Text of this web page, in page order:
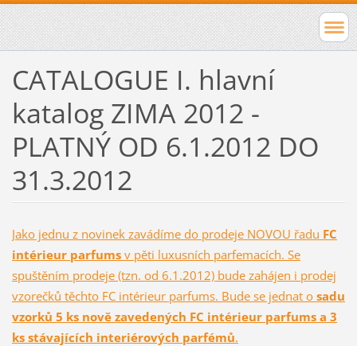
CATALOGUE I. hlavní
katalog ZIMA 2012 -
PLATNÝ OD 6.1.2012 DO
31.3.2012
Jako jednu z novinek zavádíme do prodeje NOVOU řadu FC
intérieur parfumsv pěti luxusních parfemacích. Se
spuštěním prodeje (tzn. od 6.1.2012) bude zahájen i prodej
vzorečků těchto FC intérieur parfums. Bude se jednat o sadu
vzorků 5 ks nově zavedených FC intérieur parfums a 3
ks stávajících interiérových parfémů.